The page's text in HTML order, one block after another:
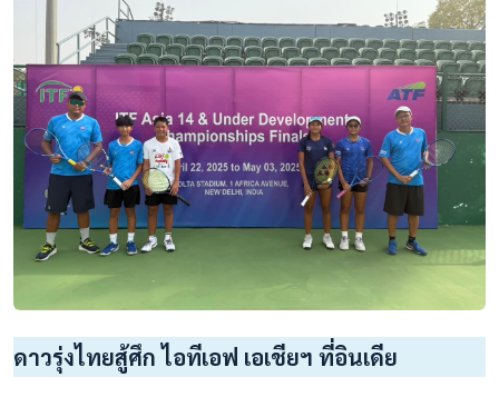
ดาวรุ่งไทยสู้ศึก ไอทีเอฟ เอเชียฯ ที่อินเดีย